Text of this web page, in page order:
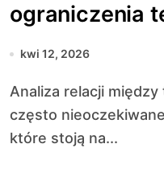
ograniczenia
kwi 12, 2026
Analiza relacji między teorią a praktyką ukazuje
często
które stoją na...